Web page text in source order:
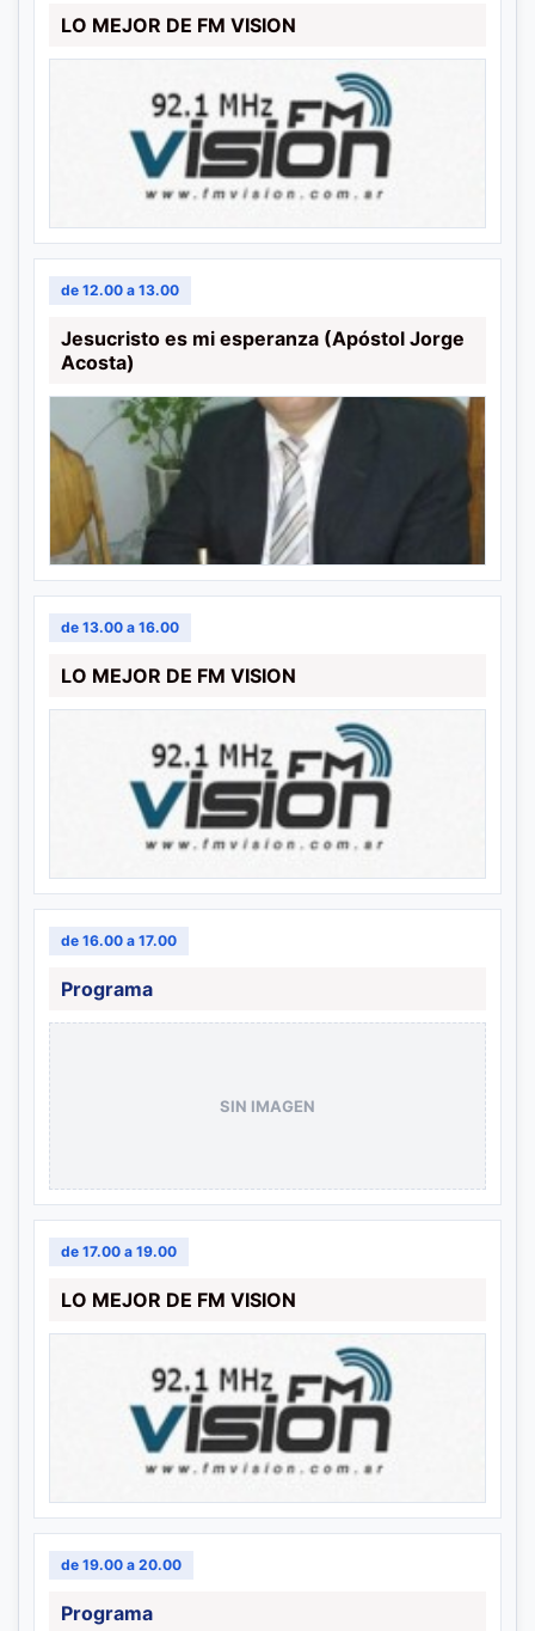
LO MEJOR DE FM VISION
de 12.00 a 13.00
Jesucristo es mi esperanza (Apóstol Jorge
Acosta)
de 13.00 a 16.00
LO MEJOR DE FM VISION
de 16.00 a 17.00
Programa
SIN IMAGEN
de 17.00 a 19.00
LO MEJOR DE FM VISION
de 19.00 a 20.00
Programa